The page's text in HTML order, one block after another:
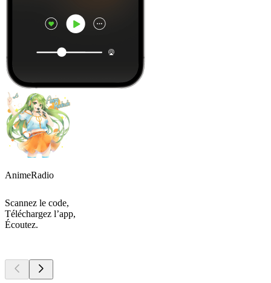
AnimeRadio
Scannez le code,
Téléchargez l’app,
Écoutez.